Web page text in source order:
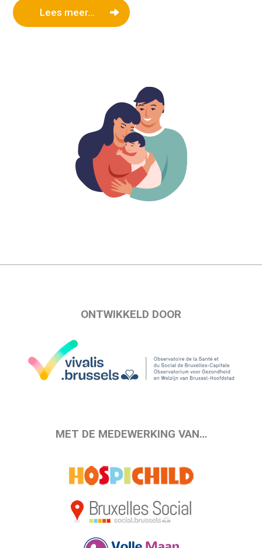
Lees meer...
ONTWIKKELD DOOR
MET DE MEDEWERKING VAN…